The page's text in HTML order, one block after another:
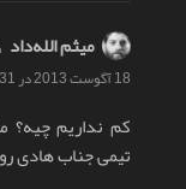
میثم الله‌داد
18 آگوست 2013 در 12:31 ب.ظ
کم نداریم چیه؟
تیمی جناب هادی